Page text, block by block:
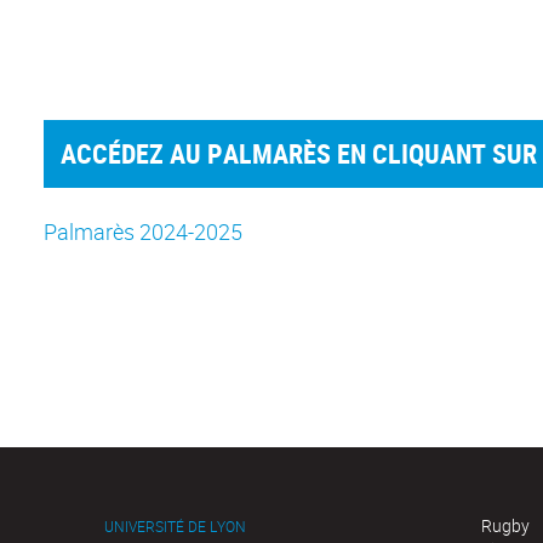
ACCÉDEZ AU PALMARÈS EN CLIQUANT
Palmarès 2024-2025
UNIVERSITÉ DE LYON
Rugby